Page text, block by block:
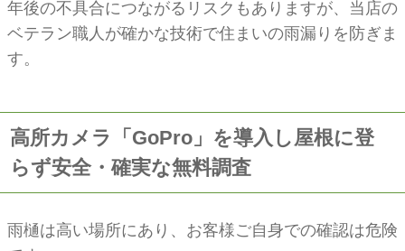
年後の不具合につながるリスクもありますが、当店の
ベテラン職人が確かな技術で住まいの雨漏りを防ぎま
す。
高所カメラ「GoPro」を導入し屋根に登
らず安全・確実な無料調査
雨樋は高い場所にあり、お客様ご自身での確認は危険